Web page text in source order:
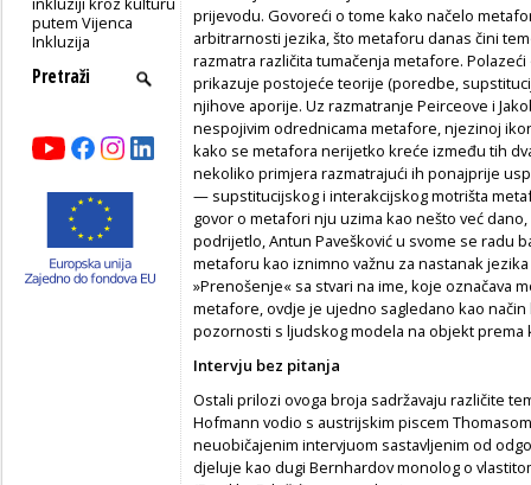
putem Vijenca
Inkluzija
prijevodu. Govoreći o tome kako načelo
arbitrarnosti jezika, što metaforu danas čini
razmatra različita tumačenja metafore.
prikazuje postojeće teorije (poredbe,
njihove aporije. Uz razmatranje Peirceove i
nespojivim odrednicama metafore, njezinoj
kako se metafora nerijetko kreće između tih
nekoliko primjera razmatrajući ih ponajprije
— supstitucijskog i interakcijskog motrišta
govor o metafori nju uzima kao nešto već
podrijetlo, Antun Pavešković u svome se radu
metaforu kao iznimno važnu za nastanak
»Prenošenje« sa stvari na ime, koje označava
metafore, ovdje je ujedno sagledano kao
pozornosti s ljudskog modela na objekt
Intervju bez pitanja
Ostali prilozi ovoga broja sadržavaju različite
Hofmann vodio s austrijskim piscem
neuobičajenim intervjuom sastavljenim od
djeluje kao dugi Bernhardov monolog o